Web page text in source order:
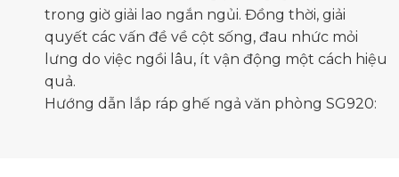
trong giờ giải lao ngắn ngủi. Đồng thời, giải
quyết các vấn đề về cột sống, đau nhức mỏi
lưng do việc ngồi lâu, ít vận động một cách hiệu
quả.
Hướng dẫn lắp ráp ghế ngả văn phòng SG920: